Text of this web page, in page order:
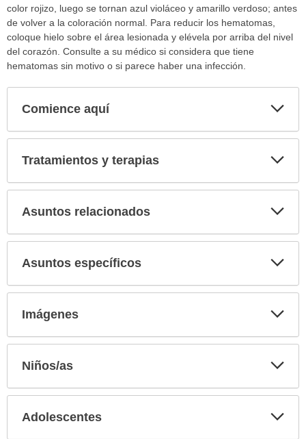
color rojizo, luego se tornan azul violáceo y amarillo verdoso; antes
de volver a la coloración normal. Para reducir los hematomas,
coloque hielo sobre el área lesionada y elévela por arriba del nivel
del corazón. Consulte a su médico si considera que tiene
hematomas sin motivo o si parece haber una infección.
Comience aquí
Tratamientos y terapias
Asuntos relacionados
Asuntos específicos
Imágenes
Niños/as
Adolescentes